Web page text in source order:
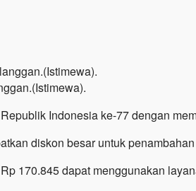
Indonesia ke-77 dengan
diskon besar untuk
170.845 dapat menggunakan